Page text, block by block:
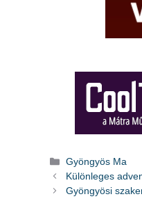
Kategória
Gyöngyös Ma
Különleges
Gyöngyösi